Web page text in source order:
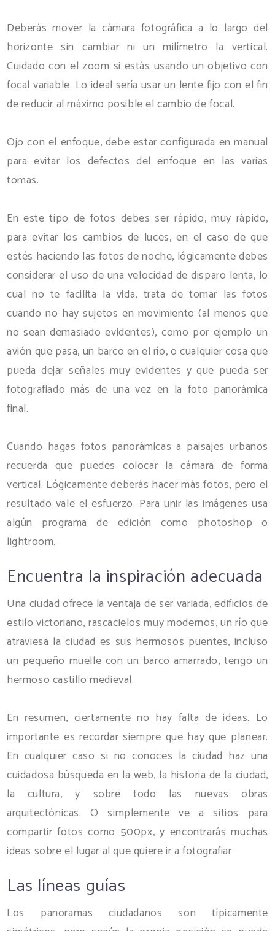
Deberás mover la cámara fotográfica a lo largo del
horizonte sin cambiar ni un milímetro la vertical.
Cuidado con el zoom si estás usando un objetivo con
focal variable. Lo ideal sería usar un lente fijo con el fin
de reducir al máximo posible el cambio de focal.
Ojo con el enfoque, debe estar configurada en manual
para evitar los defectos del enfoque en las varias
tomas.
En este tipo de fotos debes ser rápido, muy rápido,
para evitar los cambios de luces, en el caso de que
estés haciendo las fotos de noche, lógicamente debes
considerar el uso de una velocidad de disparo lenta, lo
cual no te facilita la vida, trata de tomar las fotos
cuando no hay sujetos en movimiento (al menos que
no sean demasiado evidentes), como por ejemplo un
avión que pasa, un barco en el río, o cualquier cosa que
pueda dejar señales muy evidentes y que pueda ser
fotografiado más de una vez en la foto panorámica
final.
Cuando hagas fotos panorámicas a paisajes urbanos
recuerda que puedes colocar la cámara de forma
vertical. Lógicamente deberás hacer más fotos, pero el
resultado vale el esfuerzo. Para unir las imágenes usa
algún programa de edición como photoshop o
lightroom.
Encuentra la inspiración adecuada
Una ciudad ofrece la ventaja de ser variada, edificios de
estilo victoriano, rascacielos muy modernos, un río que
atraviesa la ciudad es sus hermosos puentes, incluso
un pequeño muelle con un barco amarrado, tengo un
hermoso castillo medieval.
En resumen, ciertamente no hay falta de ideas. Lo
importante es recordar siempre que hay que planear.
En cualquier caso si no conoces la ciudad haz una
cuidadosa búsqueda en la web, la historia de la ciudad,
la cultura, y sobre todo las nuevas obras
arquitectónicas. O simplemente ve a sitios para
compartir fotos como 500px, y encontrarás muchas
ideas sobre el lugar al que quiere ir a fotografiar
Las líneas guías
Los panoramas ciudadanos son típicamente